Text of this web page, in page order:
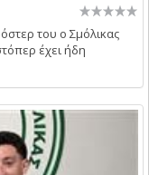
του ο Σμόλικας
έχει ήδη